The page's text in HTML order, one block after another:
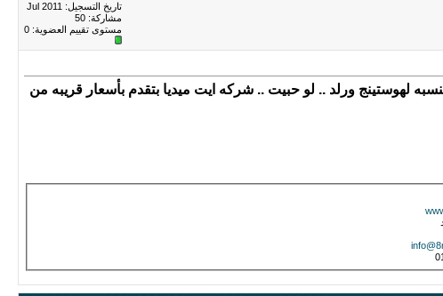
تاريخ التسجيل: Jul 2011
مشاركة: 50
مستوى تقييم العضوية: 0
لهوستينج ورلد .. لو حبيت .. شركه ايت ميديا بتقدم بأسعار قريبه من